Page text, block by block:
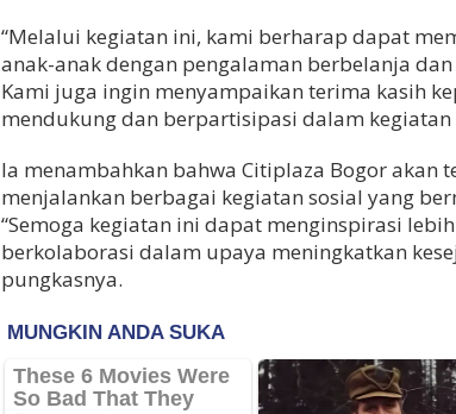
“Melalui kegiatan ini, kami berharap dapat
anak-anak dengan pengalaman berbelanja
Kami juga ingin menyampaikan terima kasih
mendukung dan berpartisipasi dalam kegiatan
Ia menambahkan bahwa Citiplaza Bogor akan
menjalankan berbagai kegiatan sosial yang
“Semoga kegiatan ini dapat menginspirasi
berkolaborasi dalam upaya meningkatkan
pungkasnya.